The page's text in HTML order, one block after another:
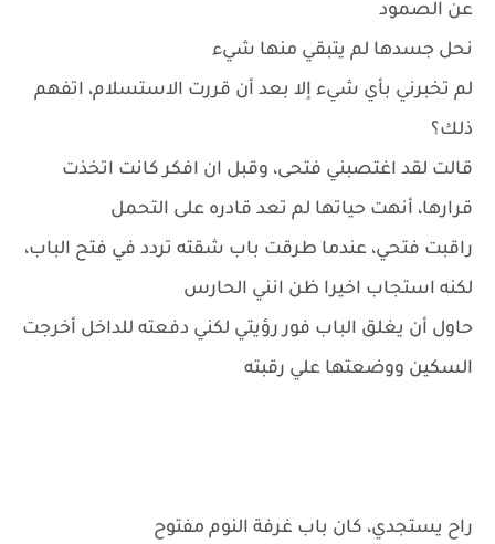
عن الصمود
نحل جسدها لم يتبقي منها شيء
لم تخبرني بأي شيء إلا بعد أن قررت الاستسلام، اتفهم
ذلك؟
قالت لقد اغتصبني فتحى، وقبل ان افكر كانت اتخذت
قرارها، أنهت حياتها لم تعد قادره على التحمل
راقبت فتحي، عندما طرقت باب شقته تردد في فتح الباب،
لكنه استجاب اخيرا ظن انني الحارس
حاول أن يغلق الباب فور رؤيتي لكني دفعته للداخل أخرجت
السكين ووضعتها علي رقبته
راح يستجدي، كان باب غرفة النوم مفتوح